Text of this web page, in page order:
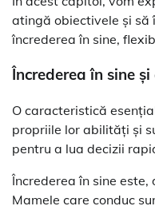
atingă obiectivele și să
încrederea în sine,
Încrederea în sine
O caracteristică
propriile lor abilități și
pentru a lua decizii
Încrederea în sine
Mamele care conduc